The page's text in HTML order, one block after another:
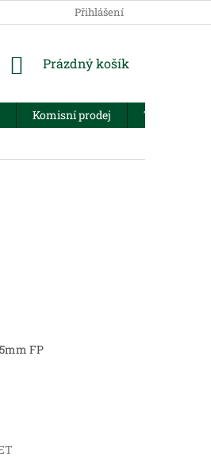
Přihlášení
NÁKUPNÍ
Prázdný košík
Komisní prodej
Trezory
FP